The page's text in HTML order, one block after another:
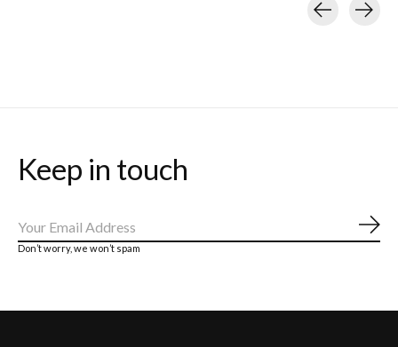
Keep in touch
Don’t worry, we won’t spam